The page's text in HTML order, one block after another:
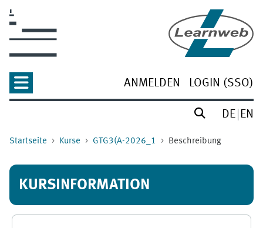
ANMELDEN LOGIN (SSO)
DE EN
Startseite Kurse GTG3(A-2026_1 Beschreibung
KURSINFORMATION